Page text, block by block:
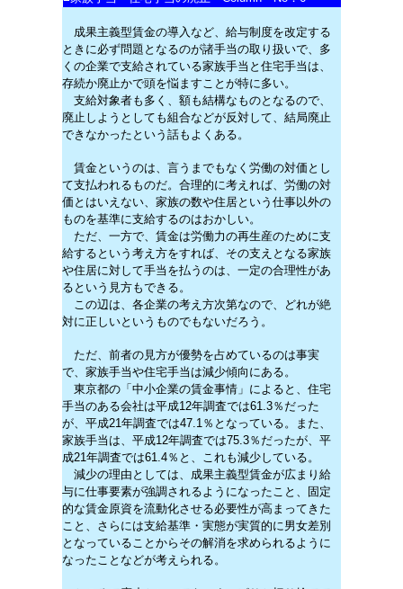
成果主義型賃金の導入など、給与制度を改定する
ときに必ず問題となるのが諸手当の取り扱いで、多
くの企業で支給されている家族手当と住宅手当は、
存続か廃止かで頭を悩ますことが特に多い。
支給対象者も多く、額も結構なものとなるので、
廃止しようとしても組合などが反対して、結局廃止
できなかったという話もよくある。
賃金というのは、言うまでもなく労働の対価とし
て支払われるものだ。合理的に考えれば、労働の対
価とはいえない、家族の数や住居という仕事以外の
ものを基準に支給するのはおかしい。
ただ、一方で、賃金は労働力の再生産のために支
給するという考え方をすれば、その支えとなる家族
や住居に対して手当を払うのは、一定の合理性があ
るという見方もできる。
この辺は、各企業の考え方次第なので、どれが絶
対に正しいというものでもないだろう。
ただ、前者の見方が優勢を占めているのは事実
で、家族手当や住宅手当は減少傾向にある。
東京都の「中小企業の賃金事情」によると、住宅
手当のある会社は平成12年調査では61.3％だった
が、平成21年調査では47.1％となっている。また、
家族手当は、平成12年調査では75.3％だったが、平
成21年調査では61.4％と、これも減少している。
減少の理由としては、成果主義型賃金が広まり給
与に仕事要素が強調されるようになったこと、固定
的な賃金原資を流動化させる必要性が高まってきた
こと、さらには支給基準・実態が実質的に男女差別
となっていることからその解消を求められるように
なったことなどが考えられる。